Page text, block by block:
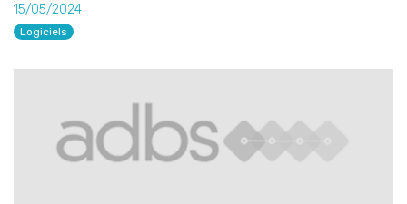
15/05/2024
Logiciels